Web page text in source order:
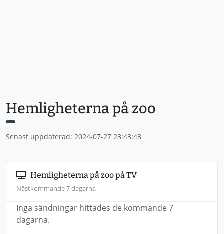
Hemligheterna på zoo
Senast uppdaterad: 2024-07-27 23:43:43
Hemligheterna på zoo på TV
Nästkommande 7 dagarna
Inga sändningar hittades de kommande 7
dagarna.